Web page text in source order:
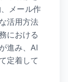
メール作
活用方法
における
進み、AI
定着して